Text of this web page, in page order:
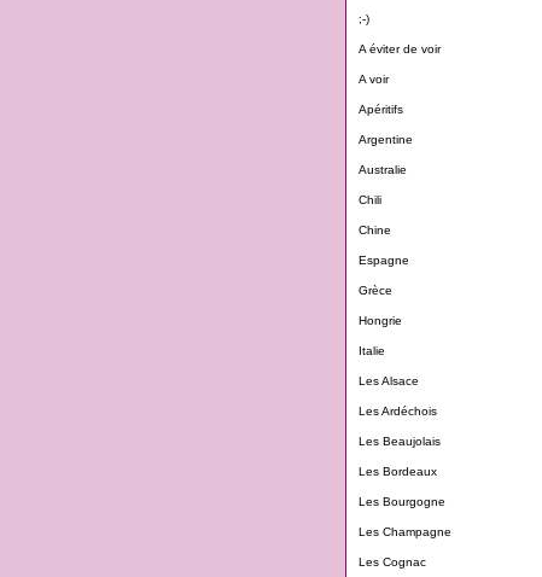
;-)
A éviter de voir
A voir
Apéritifs
Argentine
Australie
Chili
Chine
Espagne
Grèce
Hongrie
Italie
Les Alsace
Les Ardéchois
Les Beaujolais
Les Bordeaux
Les Bourgogne
Les Champagne
Les Cognac